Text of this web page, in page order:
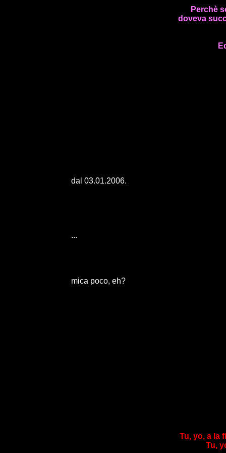
Perchè
doveva
dal 03.01.2006.
...
mica poco, eh?
Tu, yo, a la
Tu,